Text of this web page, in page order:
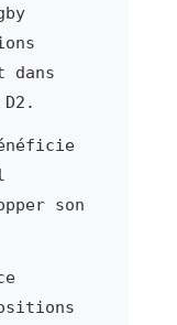
dans
son